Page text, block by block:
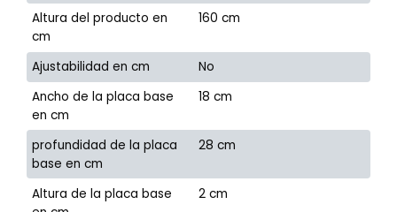
Altura del producto en
cm
160 cm
Ajustabilidad en cm
No
Ancho de la placa base
en cm
18 cm
profundidad de la placa
base en cm
28 cm
Altura de la placa base
2 cm